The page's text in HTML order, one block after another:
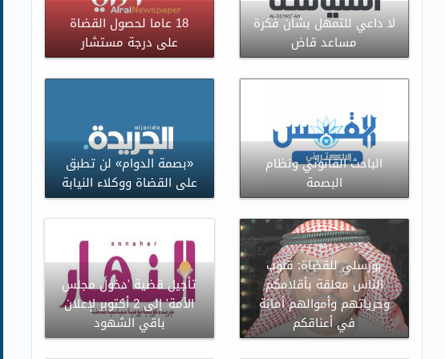
18 عاما لحصول القضاة
على درجة مستشار
لا داعي للتمهل بشأن فكرة
مساعد قاض
«بصمة الدوام» لن تطبق
على القضاة ووكلاء النيابة
الباحث القانوني ونظام
البصمة
تأجيل قضية 'دخول مجلس
الأمة' إلى 2 أكتوبر لإعلان
باقي الشهود
بورسلي للقضاة: قلوب
الناس معلقة بأقلامكم
وحرياتهم وأموالهم أمانة
في أعناقكم